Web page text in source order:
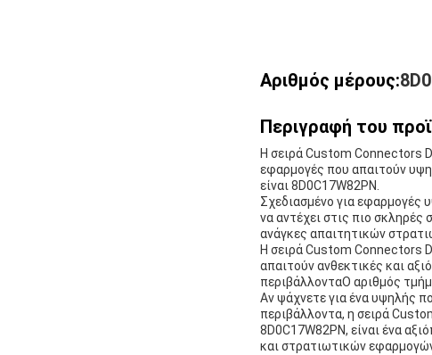
Αριθμός μέρους:
Περιγραφή του
Η σειρά Custom Connectors
εφαρμογές που απαιτούν
είναι 8D0C17W82PN.
Σχεδιασμένο για εφαρμογές
να αντέχει στις πιο σκληρές
ανάγκες απαιτητικών
Η σειρά Custom Connectors
απαιτούν ανθεκτικές και
περιβάλλονταΟ αριθμός
Αν ψάχνετε για ένα υψηλής
περιβάλλοντα, η σειρά
8D0C17W82PN, είναι ένα
και στρατιωτικών